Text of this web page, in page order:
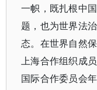
一帜，既扎根中
题，也为世界法
态。在世界自然
上海合作组织成
国际合作委员会